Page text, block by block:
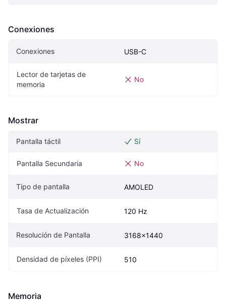
Conexiones
Conexiones USB-C
Lector de tarjetas de
memoria
No
Mostrar
Pantalla táctil Sí
Pantalla Secundaria No
Tipo de pantalla AMOLED
Tasa de Actualización 120 Hz
Resolución de Pantalla 3168x1440
Densidad de píxeles (PPI) 510
Memoria